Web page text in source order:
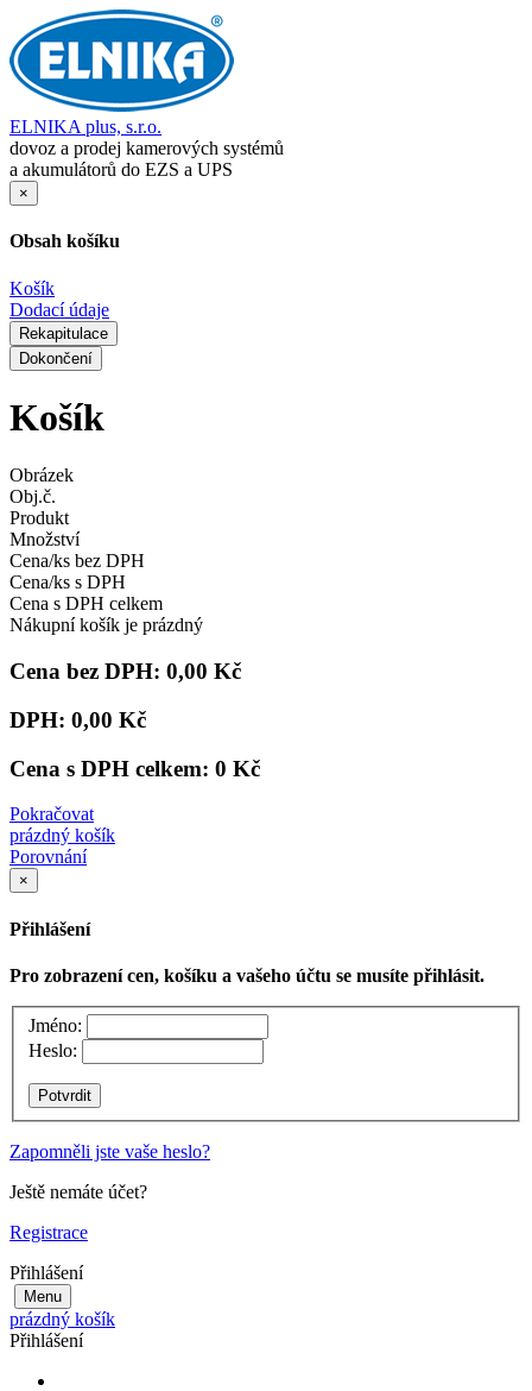
ELNIKA plus, s.r.o.
dovoz a prodej kamerových systémů
a akumulátorů do EZS a UPS
×
Obsah košíku
Košík
Dodací údaje
Rekapitulace
Dokončení
Košík
Obrázek
Obj.č.
Produkt
Množství
Cena/ks bez DPH
Cena/ks s DPH
Cena s DPH celkem
Nákupní košík je prázdný
Cena bez DPH: 0,00 Kč
DPH: 0,00 Kč
Cena s DPH celkem: 0 Kč
Pokračovat
prázdný košík
Porovnání
×
Přihlášení
Pro zobrazení cen, košíku a vašeho účtu se musíte přihlásit.
Jméno:
Heslo:
Zapomněli jste vaše heslo?
Ještě nemáte účet?
Registrace
Přihlášení
Menu
prázdný košík
Přihlášení